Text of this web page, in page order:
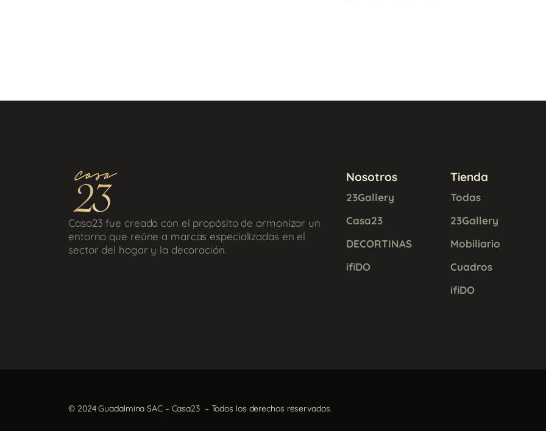
Casa23 fue creada con el propósito de armonizar un
entorno que reúne a marcas especializadas en el
sector del hogar y la decoración.
Nosotros
23Gallery
Casa23
DECORTINAS
ifiDO
Tienda
Todas
23Gallery
Mobiliario
Cuadros
ifiDO
© 2024 Guadalmina SAC – Casa23 – Todos los derechos reservados.